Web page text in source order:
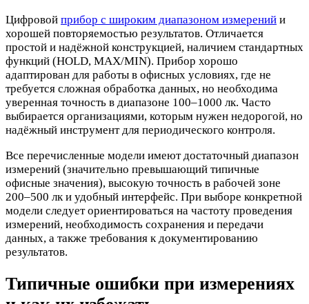
Цифровой прибор с широким диапазоном измерений и
хорошей повторяемостью результатов. Отличается
простой и надёжной конструкцией, наличием стандартных
функций (HOLD, MAX/MIN). Прибор хорошо
адаптирован для работы в офисных условиях, где не
требуется сложная обработка данных, но необходима
уверенная точность в диапазоне 100–1000 лк. Часто
выбирается организациями, которым нужен недорогой, но
надёжный инструмент для периодического контроля.
Все перечисленные модели имеют достаточный диапазон
измерений (значительно превышающий типичные
офисные значения), высокую точность в рабочей зоне
200–500 лк и удобный интерфейс. При выборе конкретной
модели следует ориентироваться на частоту проведения
измерений, необходимость сохранения и передачи
данных, а также требования к документированию
результатов.
Типичные ошибки при измерениях